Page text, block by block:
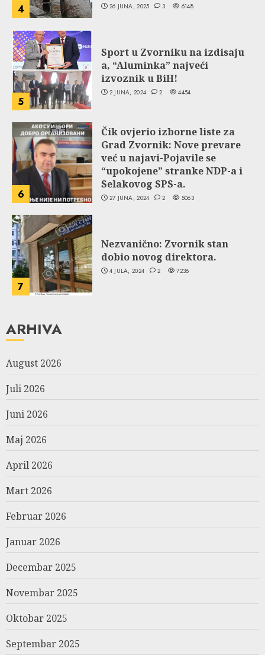
4 26 JUNA, 2025 3 6148
5
Sport u Zvorniku na izdisaju
a, “Aluminka” najveći
izvoznik u BiH!
2 JUNA, 2024 2 4454
6
Čik ovjerio izborne liste za
Grad Zvornik: Nove prevare
već u najavi-Pojavile se
“upokojene” stranke NDP-a i
Selakovog SPS-a.
27 JUNA, 2024 2 5063
7
Nezvanično: Zvornik stan
dobio novog direktora.
4 JULA, 2024 2 7238
ARHIVA
August 2026
Juli 2026
Juni 2026
Maj 2026
April 2026
Mart 2026
Februar 2026
Januar 2026
Decembar 2025
Novembar 2025
Oktobar 2025
Septembar 2025